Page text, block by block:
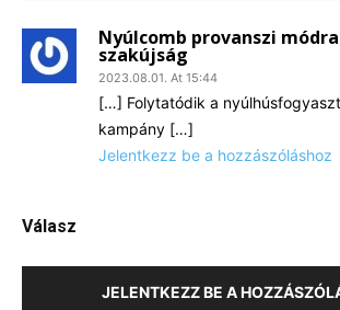
Nyúlcomb provanszi
szakújság
2023.08.01. At 15:44
[…] Folytatódik a
kampány […]
Jelentkezz be a hozzászóláshoz
Válasz
JELENTKEZZ BE A